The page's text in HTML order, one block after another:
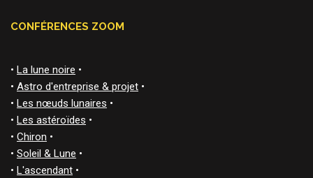
CONFÉRENCES ZOOM
• La lune noire •
• Astro d'entreprise & projet •
• Les nœuds lunaires •
• Les astéroïdes •
• Chiron •
• Soleil & Lune •
• L'ascendant •